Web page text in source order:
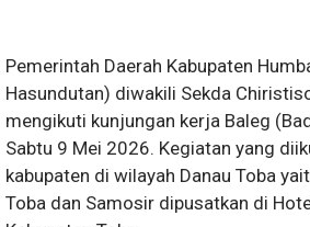
Pemerintah Daerah Kabupaten
Hasundutan) diwakili Sekda
mengikuti kunjungan kerja Baleg
Sabtu 9 Mei 2026. Kegiatan yang
kabupaten di wilayah Danau Toba
Toba dan Samosir dipusatkan di